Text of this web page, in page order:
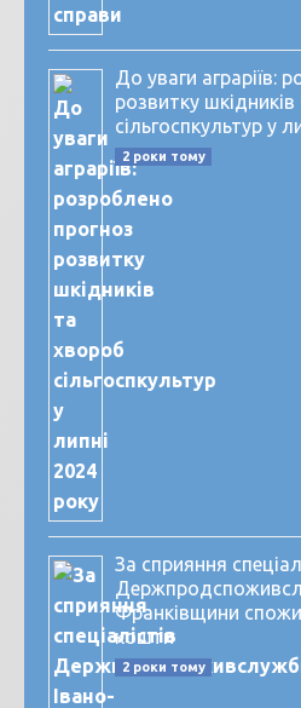
До уваги аграріїв:
розвитку
сільгоспкультур у
2 роки тому
За сприяння
Франківщини
кошти
2 роки тому